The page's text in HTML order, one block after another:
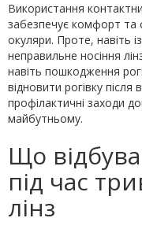
Використання
забезпечує комфорт та
окуляри. Проте, навіть
неправильне носіння
навіть пошкодження
відновити рогівку після
профілактичні заходи
майбутньому.
Що
під час
лінз